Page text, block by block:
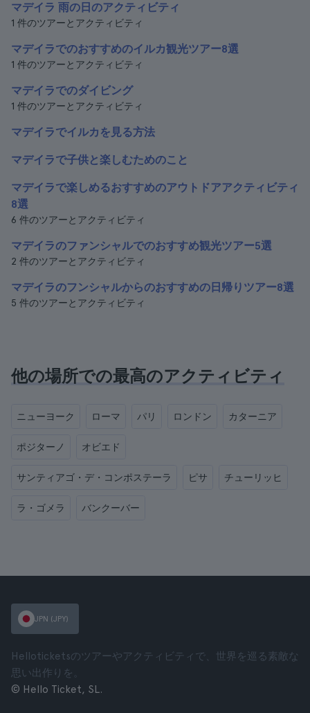
マデイラ 雨の日のアクティビティ
1 件のツアーとアクティビティ
マデイラでのおすすめのイルカ観光ツアー8選
1 件のツアーとアクティビティ
マデイラでのダイビング
1 件のツアーとアクティビティ
マデイラでイルカを見る方法
マデイラで子供と楽しむためのこと
マデイラで楽しめるおすすめのアウトドアアクティビティ
8選
6 件のツアーとアクティビティ
マデイラのファンシャルでのおすすめ観光ツアー5選
2 件のツアーとアクティビティ
マデイラのフンシャルからのおすすめの日帰りツアー8選
5 件のツアーとアクティビティ
他の場所での最高のアクティビティ
ニューヨーク ローマ パリ ロンドン カターニア
ポジターノ オビエド
サンティアゴ・デ・コンポステーラ ピサ チューリッヒ
ラ・ゴメラ バンクーバー
JPN (JPY)
Helloticketsのツアーやアクティビティで、世界を巡る素敵な
思い出作りを。
© Hello Ticket, SL.